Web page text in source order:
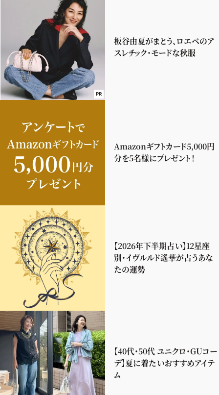
PR
板谷由夏がまとう、ロエベのア
スレチック・モードな秋服
Amazonギフトカード5,000円
分を5名様にプレゼント！
【2026年下半期占い】12星座
別・イヴルルド遙華が占うあな
たの運勢
【40代・50代 ユニクロ・GUコー
デ】夏に着たいおすすめアイテ
ム